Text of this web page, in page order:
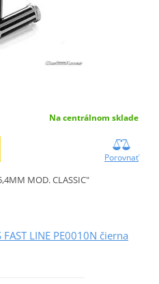
Na centrálnom sklade
Porovnať
MOD. CLASSIC"
FAST LINE PE0010N čierna